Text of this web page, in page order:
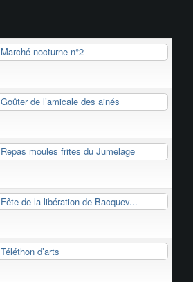
Marché nocturne n°2
Goûter de l’amicale des ainés
Repas moules frites du Jumelage
Fête de la libération de Bacquev...
Téléthon d’arts